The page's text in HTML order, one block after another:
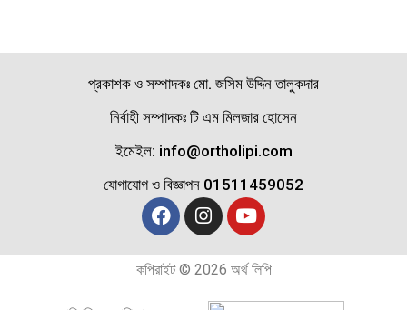
প্রকাশক ও সম্পাদকঃ মো. জসিম উদ্দিন তালুকদার
নির্বাহী সম্পাদকঃ টি এম মিলজার হোসেন
ইমেইল: info@ortholipi.com
যোগাযোগ ও বিজ্ঞাপন 01511459052
কপিরাইট © 2026 অর্থ লিপি